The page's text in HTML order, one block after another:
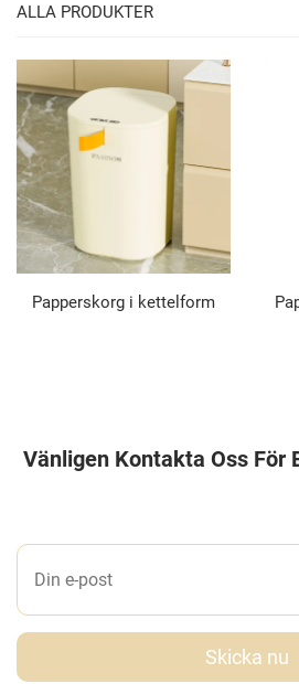
ALLA PRODUKTER
Papperskorg i kettelform
Vänligen Kontakta Oss För
Skicka nu